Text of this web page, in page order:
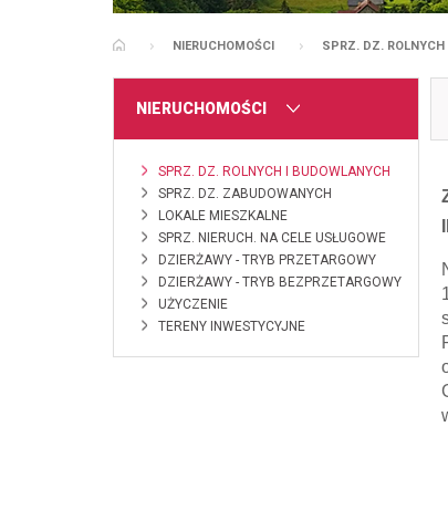
STRONA GŁÓWNA
NIERUCHOMOŚCI SPRZ. DZ. ROLNYCH
MENU
NIERUCHOMOŚCI
SPRZ. DZ. ROLNYCH I BUDOWLANYCH
SPRZ. DZ. ZABUDOWANYCH
LOKALE MIESZKALNE
SPRZ. NIERUCH. NA CELE USŁUGOWE
DZIERŻAWY - TRYB PRZETARGOWY
DZIERŻAWY - TRYB BEZPRZETARGOWY
UŻYCZENIE
TERENY INWESTYCYJNE